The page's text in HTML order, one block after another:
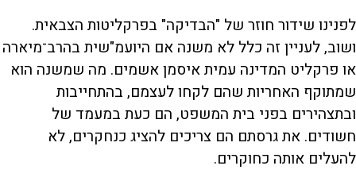
לפנינו שידור חוזר של "הבדיקה" בפרקליטות הצבאית.
ושוב, לעניין זה כלל לא משנה אם היועמ"שית בהרב־מיארה
או פרקליט המדינה עמית איסמן אשמים. מה שמשנה הוא
שמתוקף האחריות שהם לקחו לעצמם, בהתחייבות
ובתצהירים בפני בית המשפט, הם כעת במעמד של
חשודים. את גרסתם הם צריכים להציג כנחקרים, לא
להעלים אותה כחוקרים.